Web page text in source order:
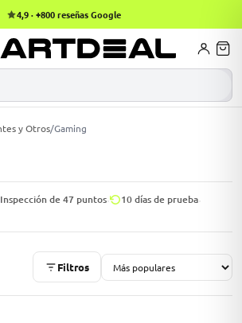
4,9 · +800 reseñas Google
y Otros/Gaming
Inspección de 47 puntos 10 días de prueba
Filtros